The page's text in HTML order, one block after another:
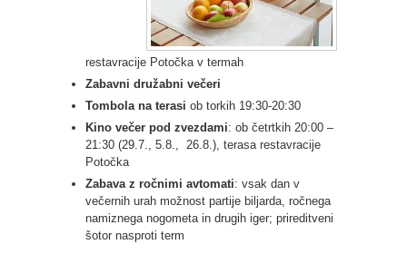
restavracije Potočka v termah
Zabavni družabni večeri
Tombola na terasi ob torkih 19:30-20:30
Kino večer pod zvezdami: ob četrtkih 20:00 –
21:30 (29.7., 5.8., 26.8.), terasa restavracije
Potočka
Zabava z ročnimi avtomati: vsak dan v
večernih urah možnost partije biljarda, ročnega
namiznega nogometa in drugih iger; prireditveni
šotor nasproti term